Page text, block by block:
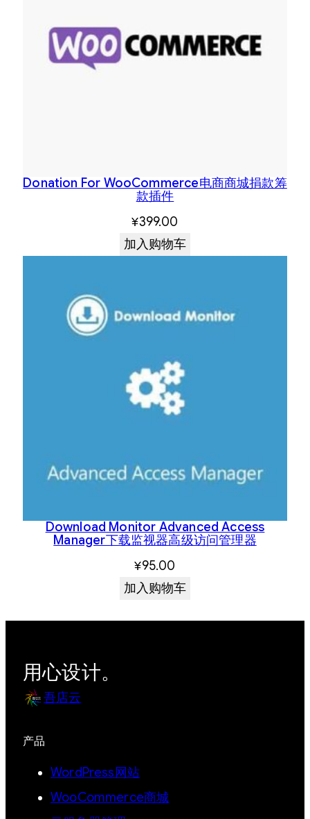
Donation For WooCommerce电商商城捐款筹
款插件
¥399.00
加入购物车
Download Monitor Advanced Access
Manager下载监视器高级访问管理器
¥95.00
加入购物车
用心设计。
吾店云
产品
WordPress网站
WooCommerce商城